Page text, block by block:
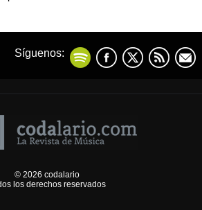
Síguenos:
© 2026 codalario
los derechos reservados